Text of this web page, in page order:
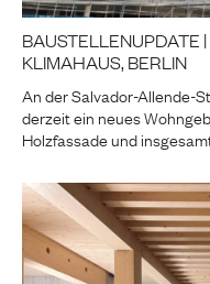
BAUSTELLENUPDATE
KLIMAHAUS, BERLIN
An der Salvador-Allende-
derzeit ein neues
Holzfassade und